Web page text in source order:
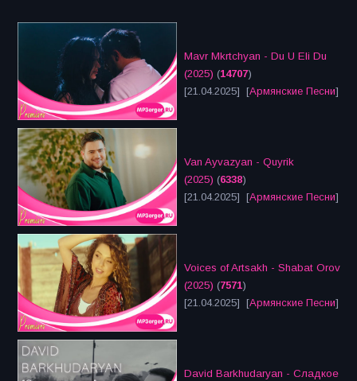
Mavr Mkrtchyan - Du U Eli Du
(2025) (14707)
[21.04.2025] [Армянские Песни]
Van Ayvazyan - Quyrik
(2025) (6338)
[21.04.2025] [Армянские Песни]
Voices of Artsakh - Shabat Orov
(2025) (7571)
[21.04.2025] [Армянские Песни]
David Barkhudaryan - Сладкое